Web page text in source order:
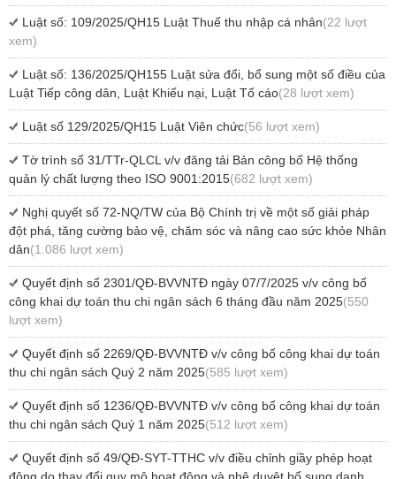
Luật số: 109/2025/QH15 Luật Thuế thu nhập cá nhân(22 lượt
xem)
Luật số: 136/2025/QH155 Luật sửa đổi, bổ sung một số điều của
Luật Tiếp công dân, Luật Khiếu nại, Luật Tố cáo(28 lượt xem)
Luật số 129/2025/QH15 Luật Viên chức(56 lượt xem)
Tờ trình số 31/TTr-QLCL v/v đăng tải Bản công bố Hệ thống
quản lý chất lượng theo ISO 9001:2015(682 lượt xem)
Nghị quyết số 72-NQ/TW của Bộ Chính trị về một số giải pháp
đột phá, tăng cường bảo vệ, chăm sóc và nâng cao sức khỏe Nhân
dân(1.086 lượt xem)
Quyết định số 2301/QĐ-BVVNTĐ ngày 07/7/2025 v/v công bố
công khai dự toán thu chi ngân sách 6 tháng đầu năm 2025(550
lượt xem)
Quyết định số 2269/QĐ-BVVNTĐ v/v công bố công khai dự toán
thu chi ngân sách Quý 2 năm 2025(585 lượt xem)
Quyết định số 1236/QĐ-BVVNTĐ v/v công bố công khai dự toán
thu chi ngân sách Quý 1 năm 2025(512 lượt xem)
Quyết định số 49/QĐ-SYT-TTHC v/v điều chỉnh giầy phép hoạt